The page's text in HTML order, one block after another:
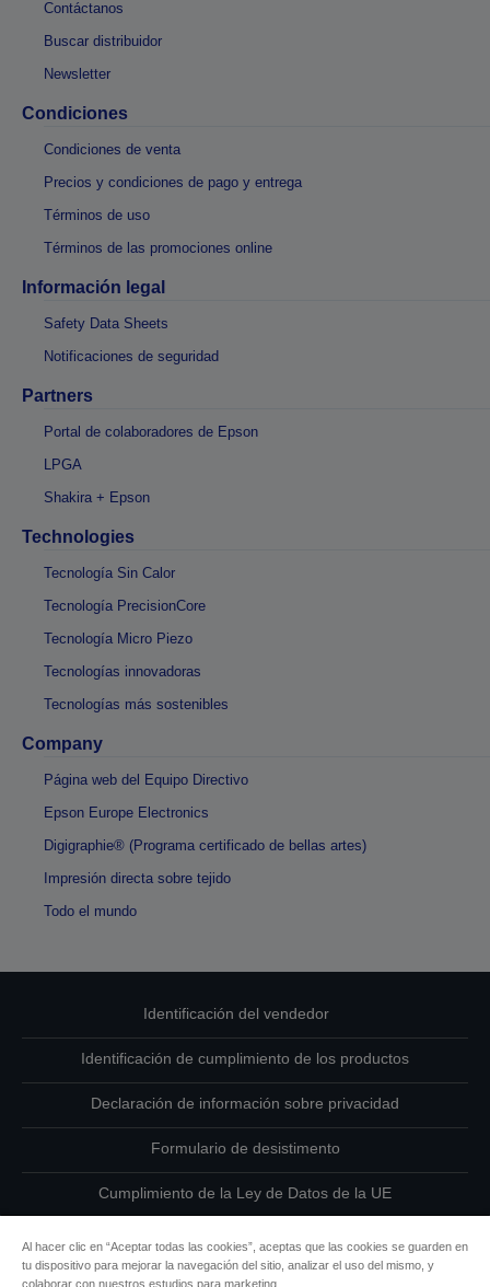
Contáctanos
Buscar distribuidor
Newsletter
Condiciones
Condiciones de venta
Precios y condiciones de pago y entrega
Términos de uso
Términos de las promociones online
Información legal
Safety Data Sheets
Notificaciones de seguridad
Partners
Portal de colaboradores de Epson
LPGA
Shakira + Epson
Technologies
Tecnología Sin Calor
Tecnología PrecisionCore
Tecnología Micro Piezo
Tecnologías innovadoras
Tecnologías más sostenibles
Company
Página web del Equipo Directivo
Epson Europe Electronics
Digigraphie® (Programa certificado de bellas artes)
Impresión directa sobre tejido
Todo el mundo
Identificación del vendedor
Identificación de cumplimiento de los productos
Declaración de información sobre privacidad
Formulario de desistimento
Cumplimiento de la Ley de Datos de la UE
Información sobre cookies
Al hacer clic en “Aceptar todas las cookies”, aceptas que las cookies se guarden en
tu dispositivo para mejorar la navegación del sitio, analizar el uso del mismo, y
colaborar con nuestros estudios para marketing.